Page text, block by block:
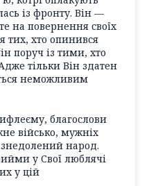
із фронту. Він —
на повернення своїх
тих, хто опинився
поруч із тими, хто
тільки Він здатен
неможливим
благослови
військо, мужніх
знедолений народ.
у Свої люблячі
у цій